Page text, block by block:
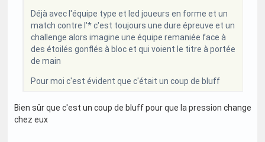
Déjà avec l'équipe type et led joueurs en forme et un
match contre l'* c'est toujours une dure épreuve et un
challenge alors imagine une équipe remaniée face à
des étoilés gonflés à bloc et qui voient le titre à portée
de main
Pour moi c'est évident que c'était un coup de bluff
Bien sûr que c'est un coup de bluff pour que la pression change
chez eux